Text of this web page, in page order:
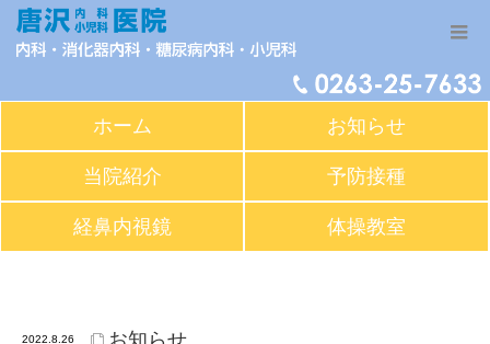
ホーム お知らせ
当院紹介 予防接種
経鼻内視鏡 体操教室
2022.8.26 お知らせ